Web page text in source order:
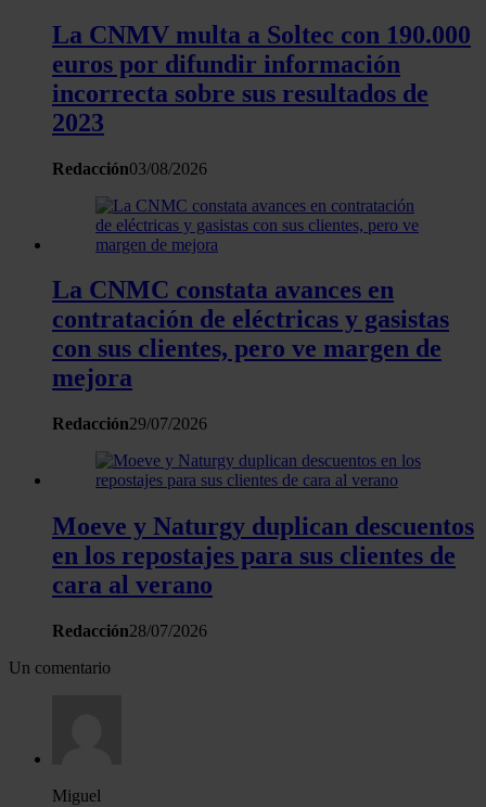
La CNMV multa a Soltec con 190.000
euros por difundir información
incorrecta sobre sus resultados de
2023
Redacción03/08/2026
La CNMC constata avances en
contratación de eléctricas y gasistas
con sus clientes, pero ve margen de
mejora
Redacción29/07/2026
Moeve y Naturgy duplican descuentos
en los repostajes para sus clientes de
cara al verano
Redacción28/07/2026
Un comentario
Miguel